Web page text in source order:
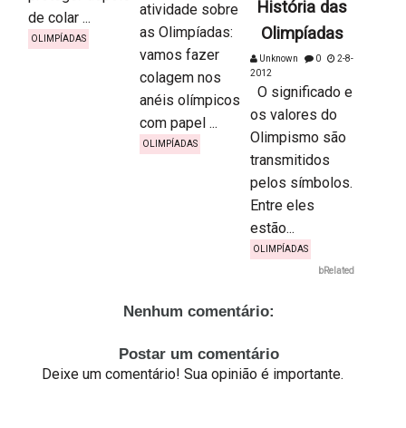
de colar ...
OLIMPÍADAS
atividade sobre
as Olimpíadas:
vamos fazer
colagem nos
anéis olímpicos
com papel ...
OLIMPÍADAS
História das
Olimpíadas
Unknown 0
2-8-
2012
O significado e
os valores do
Olimpismo são
transmitidos
pelos símbolos.
Entre eles
estão...
OLIMPÍADAS
bRelated
Nenhum comentário:
Postar um comentário
Deixe um comentário! Sua opinião é importante.